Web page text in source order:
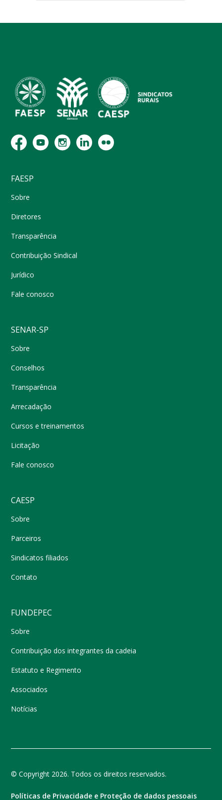
FAESP
Sobre
Diretores
Transparência
Contribuição Sindical
Jurídico
Fale conosco
SENAR-SP
Sobre
Conselhos
Transparência
Arrecadação
Cursos e treinamentos
Licitação
Fale conosco
CAESP
Sobre
Parceiros
Sindicatos filiados
Contato
FUNDEPEC
Sobre
Contribuição dos integrantes da cadeia
Estatuto e Regimento
Associados
Notícias
© Copyright 2026. Todos os direitos reservados.
Políticas de Privacidade e Proteção de dados pessoais